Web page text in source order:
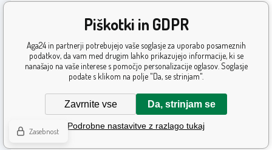
mesecev
Proizvajalec:
Aga
Piškotki in GDPR
Aga24 in partnerji potrebujejo vaše soglasje za uporabo posameznih
podatkov, da vam med drugim lahko prikazujejo informacije, ki se
nanašajo na vaše interese s pomočjo personalizacije oglasov. Soglasje
podate s klikom na polje "Da, se strinjam".
Zavrnite vse Da, strinjam se
Podrobne nastavitve z razlago tukaj
Zasebnost